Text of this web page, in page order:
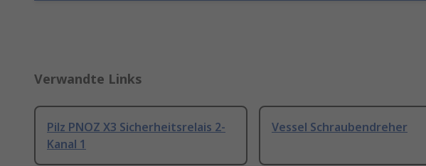
Verwandte Links
Pilz PNOZ X3 Sicherheitsrelais 2-
Kanal 1
Vessel Schraubendreher